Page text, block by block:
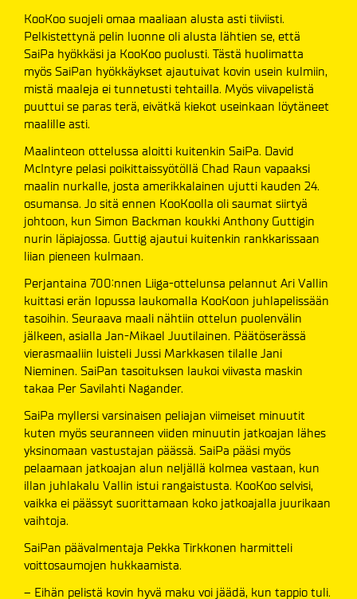
KooKoo suojeli omaa maaliaan alusta asti tiiviisti.
Pelkistettynä pelin luonne oli alusta lähtien se, että
SaiPa hyökkäsi ja KooKoo puolusti. Tästä huolimatta
myös SaiPan hyökkäykset ajautuivat kovin usein kulmiin,
mistä maaleja ei tunnetusti tehtailla. Myös viivapelistä
puuttui se paras terä, eivätkä kiekot useinkaan löytäneet
maalille asti.
Maalinteon ottelussa aloitti kuitenkin SaiPa. David
McIntyre pelasi poikittaissyötöllä Chad Raun vapaaksi
maalin nurkalle, josta amerikkalainen ujutti kauden 24.
osumansa. Jo sitä ennen KooKoolla oli saumat siirtyä
johtoon, kun Simon Backman koukki Anthony Guttigin
nurin läpiajossa. Guttig ajautui kuitenkin rankkarissaan
liian pieneen kulmaan.
Perjantaina 700:nnen Liiga-ottelunsa pelannut Ari Vallin
kuittasi erän lopussa laukomalla KooKoon juhlapelissään
tasoihin. Seuraava maali nähtiin ottelun puolenvälin
jälkeen, asialla Jan-Mikael Juutilainen. Päätöserässä
vierasmaaliin luisteli Jussi Markkasen tilalle Jani
Nieminen. SaiPan tasoituksen laukoi viivasta maskin
takaa Per Savilahti Nagander.
SaiPa myllersi varsinaisen peliajan viimeiset minuutit
kuten myös seuranneen viiden minuutin jatkoajan lähes
yksinomaan vastustajan päässä. SaiPa pääsi myös
pelaamaan jatkoajan alun neljällä kolmea vastaan, kun
illan juhlakalu Vallin istui rangaistusta. KooKoo selvisi,
vaikka ei päässyt suorittamaan koko jatkoajalla juurikaan
vaihtoja.
SaiPan päävalmentaja Pekka Tirkkonen harmitteli
voittosaumojen hukkaamista.
– Eihän pelistä kovin hyvä maku voi jäädä, kun tappio tuli.